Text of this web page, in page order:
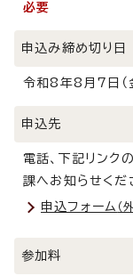
必要
申込み締め切り日
令和8年8月7日（
申込先
電話、下記リンク
課へお知らせくだ
申込フォーム （
参加料